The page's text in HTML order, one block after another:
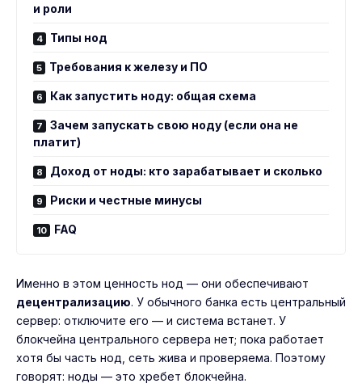
и роли
Типы нод
Требования к железу и ПО
Как запустить ноду: общая схема
Зачем запускать свою ноду (если она не
платит)
Доход от ноды: кто зарабатывает и сколько
Риски и честные минусы
FAQ
Именно в этом ценность нод — они обеспечивают
децентрализацию. У обычного банка есть центральный
сервер: отключите его — и система встанет. У
блокчейна центрального сервера нет; пока работает
хотя бы часть нод, сеть жива и проверяема. Поэтому
говорят: ноды — это хребет блокчейна.